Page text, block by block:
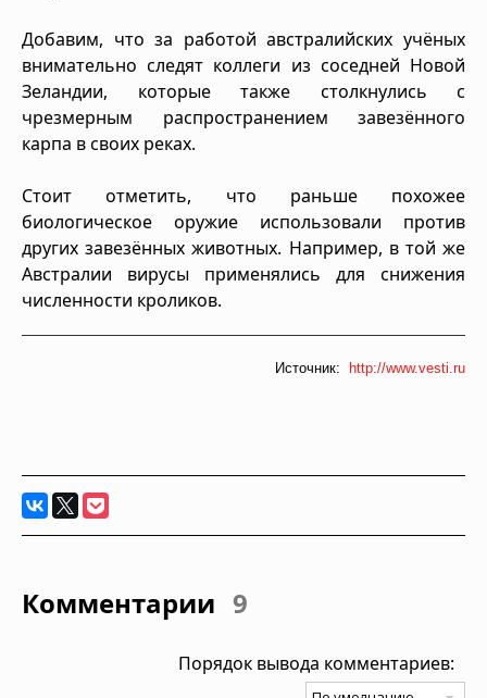
Добавим, что за работой австралийских учёных
внимательно следят коллеги из соседней Новой
Зеландии, которые также столкнулись с
чрезмерным распространением завезённого
карпа в своих реках.
Стоит отметить, что раньше похожее
биологическое оружие использовали против
других завезённых животных. Например, в той же
Австралии вирусы применялись для снижения
численности кроликов.
Источник: http://www.vesti.ru
Комментарии 9
Порядок вывода комментариев: